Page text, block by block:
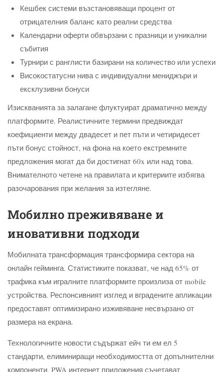
Кешбек системи възстановяващи процент от
отрицателния баланс като реални средства
Календарни оферти обвързани с празници и уникални
събития
Турнири с ранглисти базирани на количество или успехи
Високостатусни нива с индивидуални мениджъри и
ексклузивни бонуси
Изискванията за залагане флуктуират драматично между
платформите. Реалистичните термини предвиждат
коефициенти между двадесет и пет пъти и четиридесет
пъти бонус стойност, на фона на което екстремните
предложения могат да би достигнат 60x или над това.
Внимателното четене на правилата и критериите избягва
разочарования при желания за изтегляне.
Мобилно преживяване и
иновативни подходи
Мобилната трансформация трансформира сектора на
онлайн гейминга. Статистиките показват, че над 65% от
трафика към игралните платформите произлиза от mobile
устройства. Респонсивният изглед и вградените апликации
предоставят оптимизирано изживяване несвързано от
размера на екрана.
Технологичните новости съдържат ейч ти ем ел 5
стандарти, елиминиращи необходимостта от допълнителни
компоненти. PWA интернет приложения съчетават